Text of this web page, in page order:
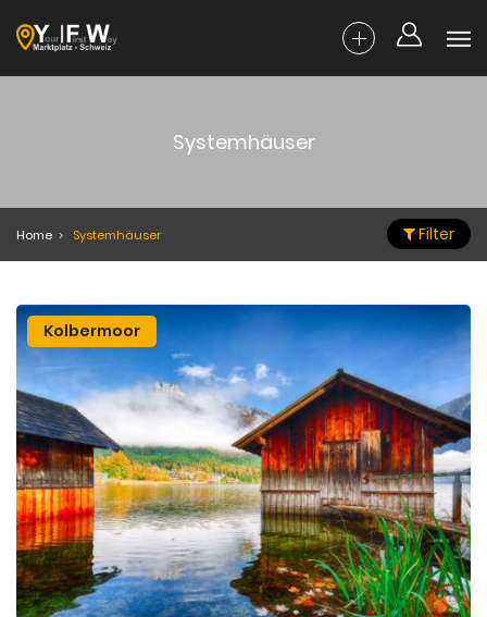
Systemhäuser
Home Systemhäuser Filter
Kolbermoor